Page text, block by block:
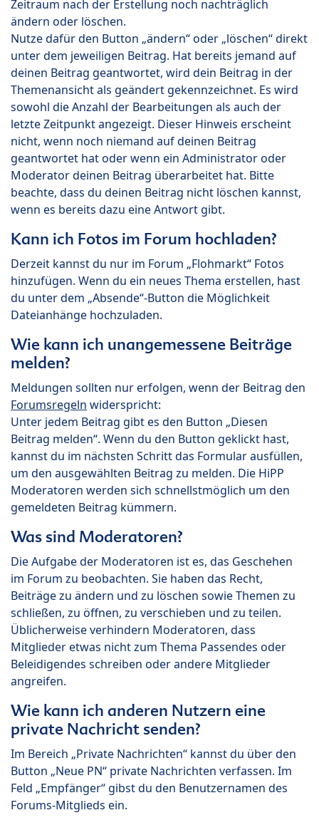
Zeitraum nach der Erstellung noch nachträglich
ändern oder löschen.
Nutze dafür den Button „ändern“ oder „löschen“ direkt
unter dem jeweiligen Beitrag. Hat bereits jemand auf
deinen Beitrag geantwortet, wird dein Beitrag in der
Themenansicht als geändert gekennzeichnet. Es wird
sowohl die Anzahl der Bearbeitungen als auch der
letzte Zeitpunkt angezeigt. Dieser Hinweis erscheint
nicht, wenn noch niemand auf deinen Beitrag
geantwortet hat oder wenn ein Administrator oder
Moderator deinen Beitrag überarbeitet hat. Bitte
beachte, dass du deinen Beitrag nicht löschen kannst,
wenn es bereits dazu eine Antwort gibt.
Kann ich Fotos im Forum hochladen?
Derzeit kannst du nur im Forum „Flohmarkt“ Fotos
hinzufügen. Wenn du ein neues Thema erstellen, hast
du unter dem „Absende“-Button die Möglichkeit
Dateianhänge hochzuladen.
Wie kann ich unangemessene Beiträge
melden?
Meldungen sollten nur erfolgen, wenn der Beitrag den
Forumsregeln widerspricht:
Unter jedem Beitrag gibt es den Button „Diesen
Beitrag melden“. Wenn du den Button geklickt hast,
kannst du im nächsten Schritt das Formular ausfüllen,
um den ausgewählten Beitrag zu melden. Die HiPP
Moderatoren werden sich schnellstmöglich um den
gemeldeten Beitrag kümmern.
Was sind Moderatoren?
Die Aufgabe der Moderatoren ist es, das Geschehen
im Forum zu beobachten. Sie haben das Recht,
Beiträge zu ändern und zu löschen sowie Themen zu
schließen, zu öffnen, zu verschieben und zu teilen.
Üblicherweise verhindern Moderatoren, dass
Mitglieder etwas nicht zum Thema Passendes oder
Beleidigendes schreiben oder andere Mitglieder
angreifen.
Wie kann ich anderen Nutzern eine
private Nachricht senden?
Im Bereich „Private Nachrichten“ kannst du über den
Button „Neue PN“ private Nachrichten verfassen. Im
Feld „Empfänger“ gibst du den Benutzernamen des
Forums-Mitglieds ein.